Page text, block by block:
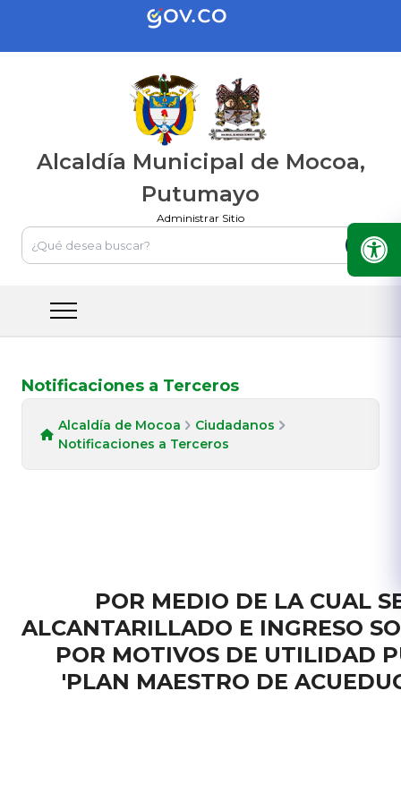
Alcaldía Municipal de Mocoa,
Putumayo
Administrar Sitio
Notificaciones a Terceros
Alcaldía de Mocoa
Ciudadanos
Notificaciones a Terceros
POR MEDIO DE LA CUAL
ALCANTARILLADO E INGRESO
POR MOTIVOS DE UTILIDAD
'PLAN MAESTRO DE